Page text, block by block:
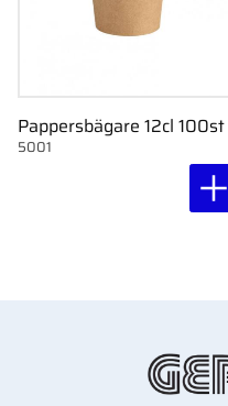
Pappersbägare 12cl 100st
5001